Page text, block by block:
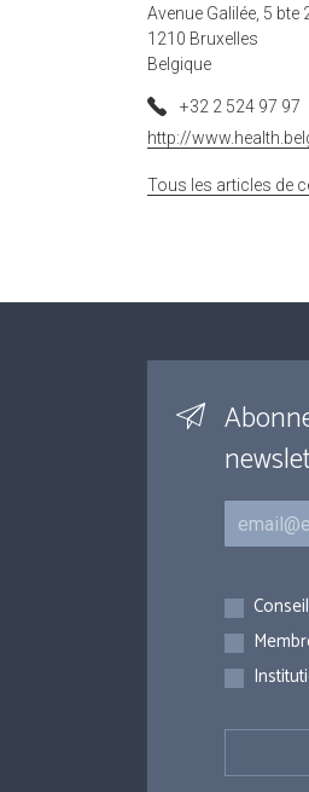
Avenue Galilée, 5 bte
1210 Bruxelles
Belgique
+32 2 524 97 97
http://
Tous les articles de
Courriel
Inscriptions